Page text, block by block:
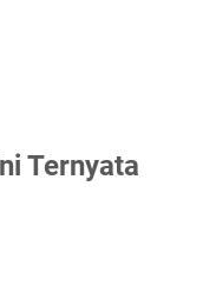
Ternyata